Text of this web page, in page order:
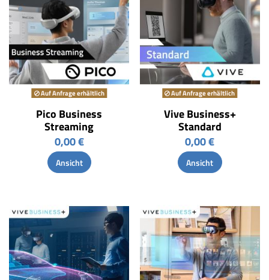
Auf Anfrage erhältlich
Pico Business
Streaming
0,00 €
Ansicht
Auf Anfrage erhältlich
Vive Business+
Standard
0,00 €
Ansicht